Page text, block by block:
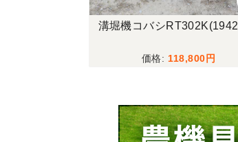
溝堀機コバシ
118,800